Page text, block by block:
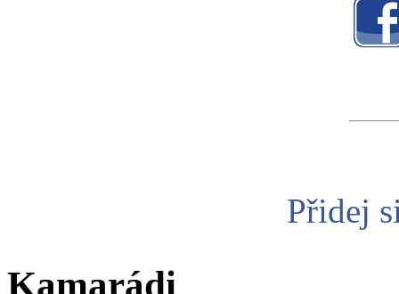
Přidej
Kamarádi